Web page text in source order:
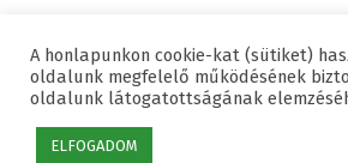
© 2020 SWISSCHAM | MINDEN
Hasznos linkek
Adatvédelmi
A honlapunkon cookie-kat (sütiket)
oldalunk megfelelő működésének
oldalunk látogatottságának
ELFOGADOM